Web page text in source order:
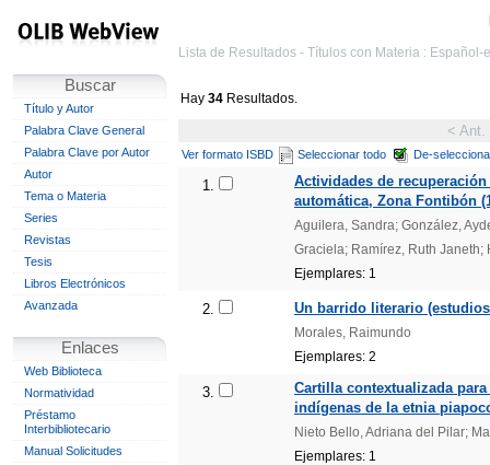
Buscar
Título y Autor
Palabra Clave General
Palabra Clave por Autor
Autor
Tema o Materia
Series
Revistas
Tesis
Libros Electrónicos
Avanzada
Enlaces
Web Biblioteca
Normatividad
Préstamo
Interbibliotecario
Manual Solicitudes
Lista de Resultados - Títulos con Materia : Español-
Hay 34 Resultados.
< Ant.
Ver formato ISBD Seleccionar todo De-
1.
Actividades de
automática, Zona Fontibón
Aguilera, Sandra; González,
Graciela; Ramírez, Ruth
Ejemplares: 1
2. Un barrido literario
Morales, Raimundo
Ejemplares: 2
3.
Cartilla contextualizada
indígenas de la etnia
Nieto Bello, Adriana del Pilar;
Ejemplares: 1